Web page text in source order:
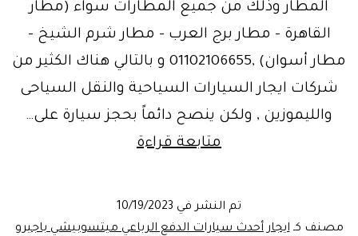
المطار وذلك من جميع المطارات سواء (مطار
القاهرة – مطار برج العرب – مطار شرم الشيخ –
مطار أسوان) ,01102106655 و بالتالي هناك الكثير من
شركات ايجار السيارات السياحية والنقل السياحى
والليموزين , ولكن ينصح دائماً بحجز سيارة على…
متابعة قراءةايجار
سيارات
الدفع
تم النشر في 10/19/2023
مصنف كـايجار أحدث سيارات الدفع الرباعي ميتسوبيشي باجيرو